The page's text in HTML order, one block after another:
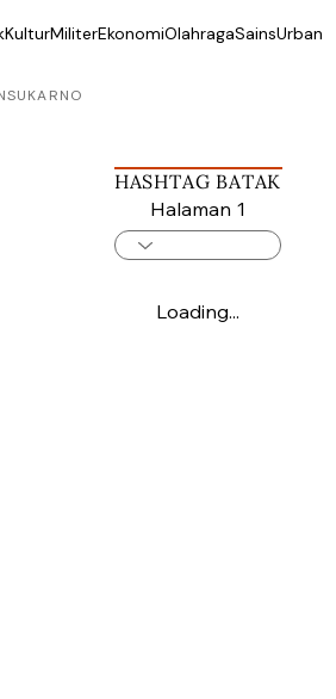
KulturMiliterEkonomiOlahragaSainsUrban
HASHTAG BATAK
Halaman 1
Loading...
SUKARNO